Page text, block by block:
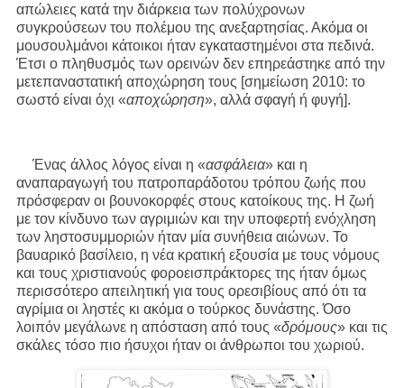
απώλειες κατά την διάρκεια των πολύχρονων
συγκρούσεων του πολέμου της ανεξαρτησίας. Ακόμα οι
μουσουλμάνοι κάτοικοι ήταν εγκαταστημένοι στα πεδινά.
Έτσι ο πληθυσμός των ορεινών δεν επηρεάστηκε από την
μετεπαναστατική αποχώρηση τους [σημείωση 2010: το
σωστό είναι όχι «αποχώρηση», αλλά σφαγή ή φυγή].
Ένας άλλος λόγος είναι η «ασφάλεια» και η
αναπαραγωγή του πατροπαράδοτου τρόπου ζωής που
πρόσφεραν οι βουνοκορφές στους κατοίκους της. Η ζωή
με τον κίνδυνο των αγριμιών και την υποφερτή ενόχληση
των ληστοσυμμοριών ήταν μία συνήθεια αιώνων. Το
βαυαρικό βασίλειο, η νέα κρατική εξουσία με τους νόμους
και τους χριστιανούς φοροεισπράκτορες της ήταν όμως
περισσότερο απειλητική για τους ορεσιβίους από ότι τα
αγρίμια οι ληστές κι ακόμα ο τούρκος δυνάστης. Όσο
λοιπόν μεγάλωνε η απόσταση από τους «δρόμους» και τις
σκάλες τόσο πιο ήσυχοι ήταν οι άνθρωποι του χωριού.